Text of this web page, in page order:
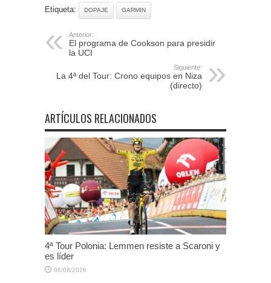
Etiqueta: DOPAJE GARMIN
Anterior:
El programa de Cookson para presidir
la UCI
Siguiente:
La 4ª del Tour: Crono equipos en Niza
(directo)
ARTÍCULOS RELACIONADOS
4ª Tour Polonia: Lemmen resiste a Scaroni y
es líder
06/08/2026